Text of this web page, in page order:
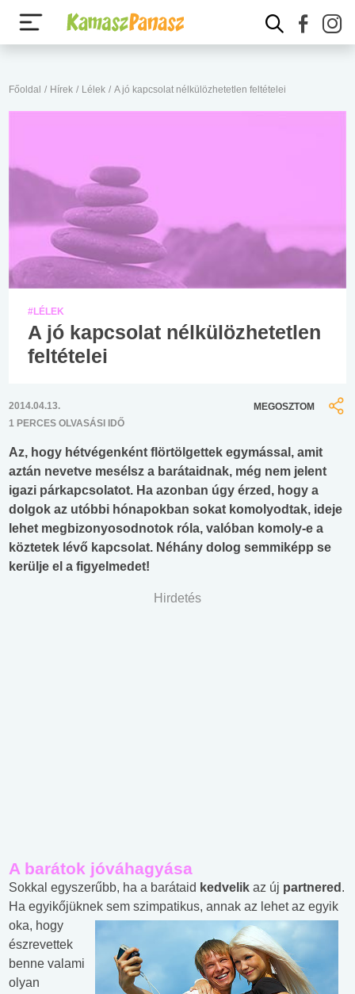
Főoldal / Hírek / Lélek / A jó kapcsolat nélkülözhetetlen feltételei
#LÉLEK
A jó kapcsolat nélkülözhetetlen
feltételei
2014.04.13.
1 PERCES OLVASÁSI IDŐ
MEGOSZTOM
Az, hogy hétvégenként flörtölgettek egymással, amit
aztán nevetve mesélsz a barátaidnak, még nem jelent
igazi párkapcsolatot. Ha azonban úgy érzed, hogy a
dolgok az utóbbi hónapokban sokat komolyodtak, ideje
lehet megbizonyosodnotok róla, valóban komoly-e a
köztetek lévő kapcsolat. Néhány dolog semmiképp se
kerülje el a figyelmedet!
Hirdetés
A barátok jóváhagyása
Sokkal egyszerűbb, ha a barátaid kedvelik az új partnered .
Ha egyikőjüknek sem szimpatikus, annak az lehet az egyik
oka, hogy
észrevettek
benne valami
olyan